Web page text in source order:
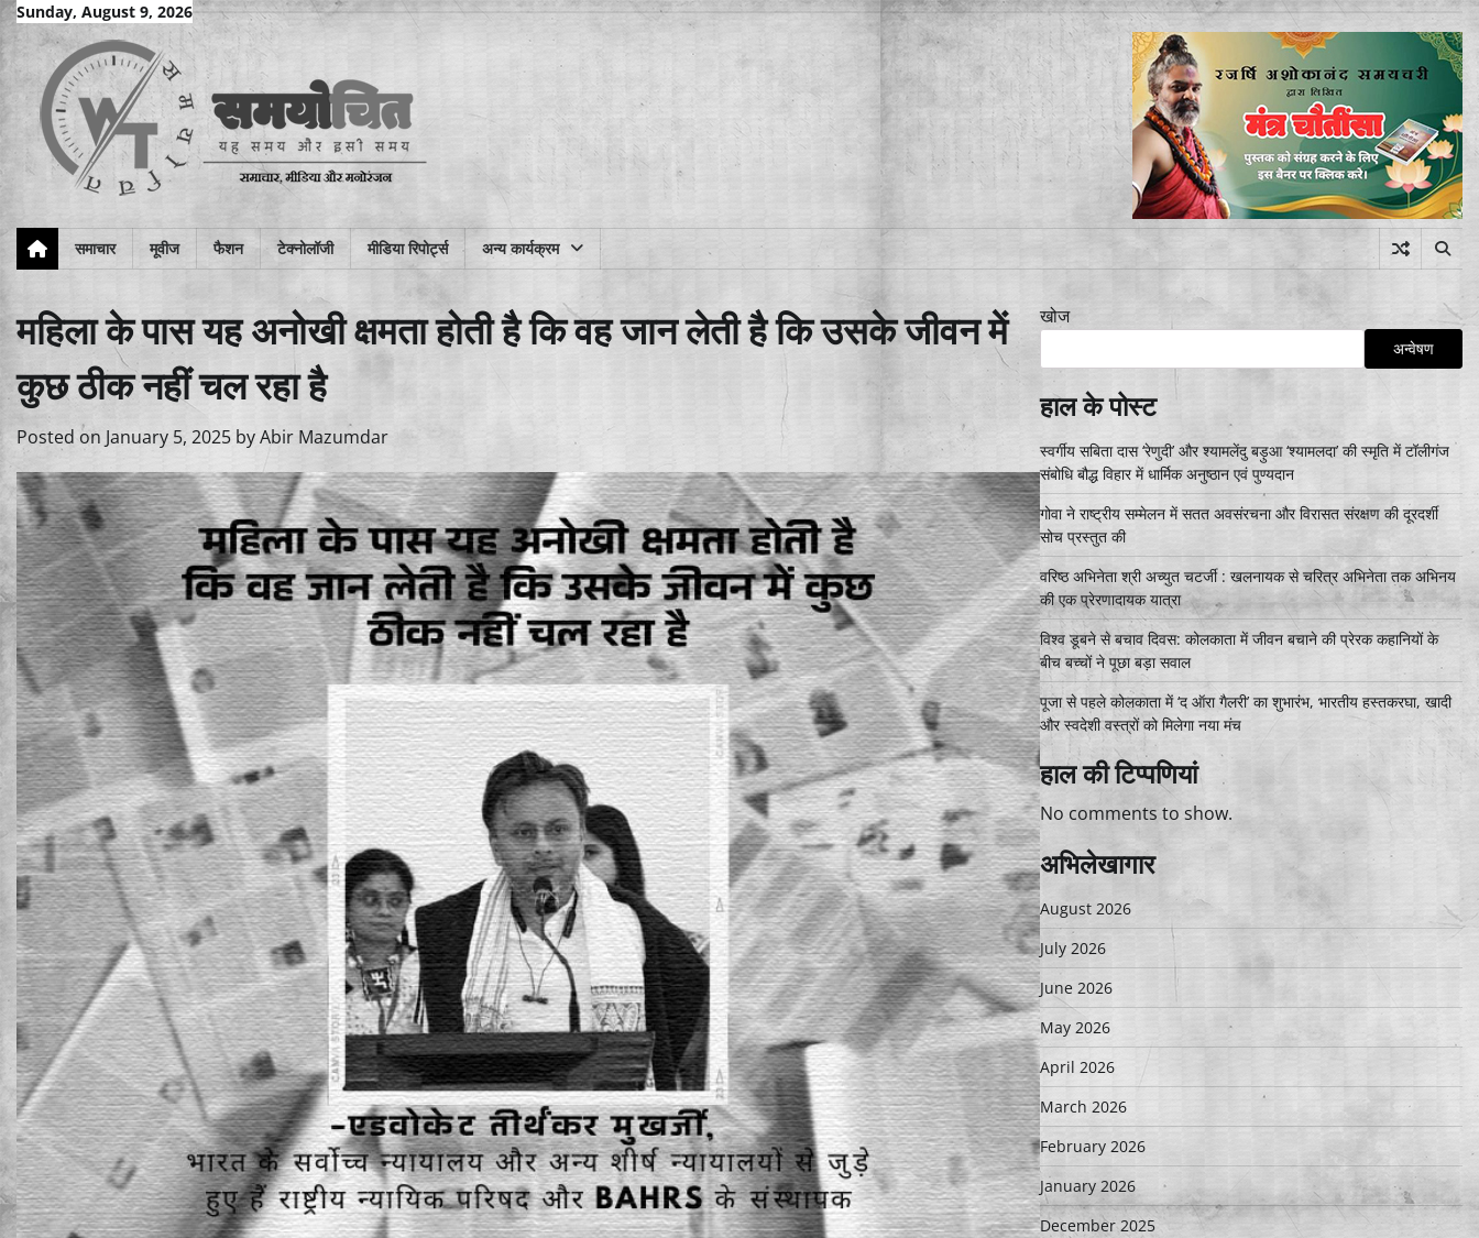
Skip
to
content
Sunday, August 9, 2026
समाचार मूवीज फैशन टेक्नोलॉजी मीडिया रिपोर्ट्स अन्य कार्यक्रम
महिला के पास यह अनोखी क्षमता होती है कि वह जान लेती है कि उसके जीवन में
कुछ ठीक नहीं चल रहा है
Posted on January 5, 2025 byAbir Mazumdar
खोज
अन्वेषण
हाल के पोस्ट
स्वर्गीय सबिता दास ‘रेणुदी’ और श्यामलेंदु बड़ुआ ‘श्यामलदा’ की स्मृति में टॉलीगंज
संबोधि बौद्ध विहार में धार्मिक अनुष्ठान एवं पुण्यदान
गोवा ने राष्ट्रीय सम्मेलन में सतत अवसंरचना और विरासत संरक्षण की दूरदर्शी
सोच प्रस्तुत की
वरिष्ठ अभिनेता श्री अच्युत चटर्जी : खलनायक से चरित्र अभिनेता तक अभिनय
की एक प्रेरणादायक यात्रा
विश्व डूबने से बचाव दिवस: कोलकाता में जीवन बचाने की प्रेरक कहानियों के
बीच बच्चों ने पूछा बड़ा सवाल
पूजा से पहले कोलकाता में ‘द ऑरा गैलरी’ का शुभारंभ, भारतीय हस्तकरघा, खादी
और स्वदेशी वस्त्रों को मिलेगा नया मंच
हाल की टिप्पणियां
No comments to show.
अभिलेखागार
August 2026
July 2026
June 2026
May 2026
April 2026
March 2026
February 2026
January 2026
December 2025